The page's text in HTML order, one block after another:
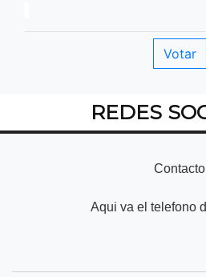
REDES
Contacto
Aqui va el telefono